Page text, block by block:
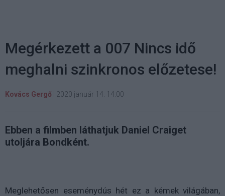
Megérkezett a 007 Nincs idő
meghalni szinkronos előzetese!
Kovács Gergő 2020 január 14. 14:00
Ebben a filmben láthatjuk Daniel Craiget
utoljára Bondként.
Meglehetősen eseménydús hét ez a kémek világában,